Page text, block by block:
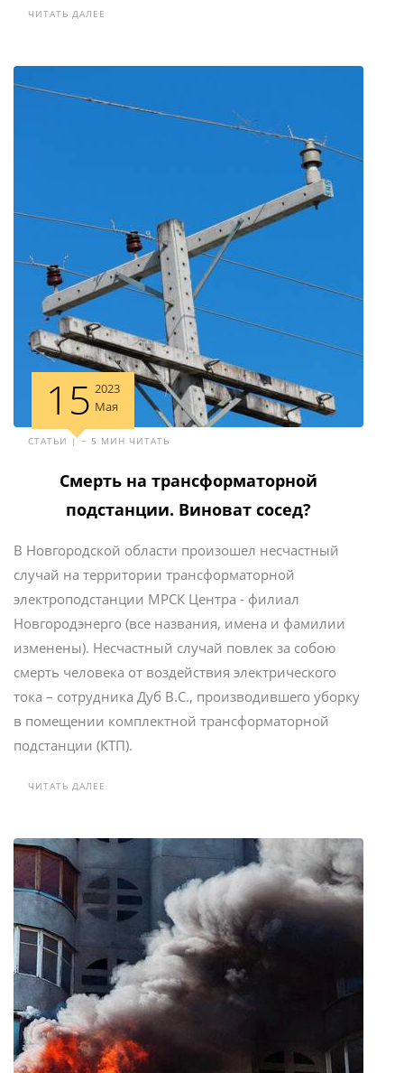
ЧИТАТЬ ДАЛЕЕ
15 2023
Мая
СТАТЬИ | ~ 5 МИН ЧИТАТЬ
Смерть на трансформаторной
подстанции. Виноват сосед?
В Новгородской области произошел несчастный
случай на территории трансформаторной
электроподстанции МРСК Центра - филиал
Новгородэнерго (все названия, имена и фамилии
изменены). Несчастный случай повлек за собою
смерть человека от воздействия электрического
тока – сотрудника Дуб В.С., производившего уборку
в помещении комплектной трансформаторной
подстанции (КТП).
ЧИТАТЬ ДАЛЕЕ